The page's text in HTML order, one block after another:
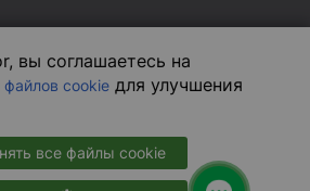
вы соглашаетесь на
файлов cookie для улучшения
все файлы cookie